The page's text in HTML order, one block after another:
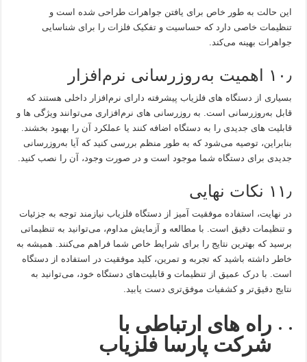
این حالت به طور خاص برای یافتن جواهرات طراحی شده است و
تنظیمات خاصی دارد که حساسیت و تفکیک فلزات را برای شناسایی
جواهرات بهینه می‌کند.
۱۰٫ اهمیت به‌روزرسانی نرم‌افزار
بسیاری از دستگاه‌ های فلزیاب پیشرفته دارای نرم‌افزار داخلی هستند که
قابل به‌روزرسانی است. به روزرسانی‌ های نرم‌افزاری می‌توانند ویژگی‌ ها و
قابلیت‌ های جدیدی را به دستگاه اضافه کنند یا عملکرد آن را بهبود بخشند.
بنابراین، توصیه می‌شود که به طور منظم بررسی کنید که آیا به‌روزرسانی
جدیدی برای دستگاه شما موجود است و در صورت وجود، آن را نصب کنید.
۱۱٫ نکات نهایی
در نهایت، استفاده موفقیت‌ آمیز از دستگاه فلزیاب نیازمند توجه به جزئیات
و تنظیمات دقیق است. با مطالعه و آزمایش مداوم، می‌توانید به تنظیماتی
برسید که بهترین نتایج را برای شرایط خاص شما فراهم می‌کنند. همیشه به
خاطر داشته باشید که تجربه و تمرین، کلید موفقیت در استفاده از دستگاه
است. با درک عمیق از تنظیمات و قابلیت‌های دستگاه خود، می‌توانید به
نتایج دقیق‌تر و کشفیات موفق‌تری دست یابید.
راه های ارتباطی با
شرکت پارسا فلزیاب